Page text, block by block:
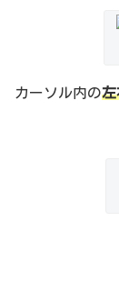
カーソル内の左